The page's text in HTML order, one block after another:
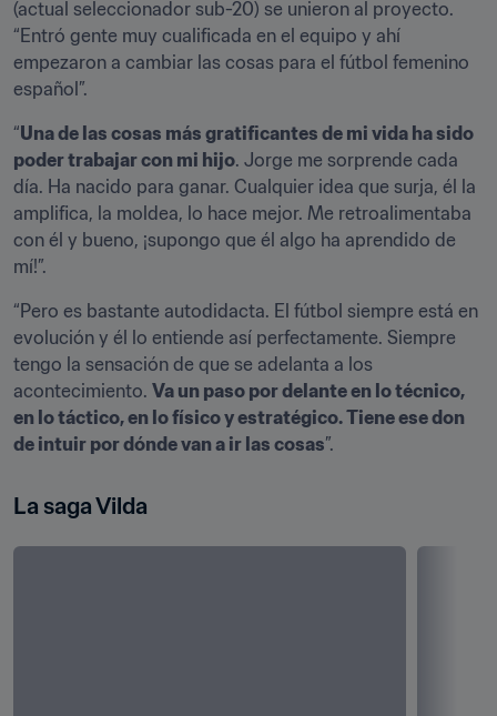
(actual seleccionador sub-20) se unieron al proyecto.
“Entró gente muy cualificada en el equipo y ahí
empezaron a cambiar las cosas para el fútbol femenino
español”.
“Una de las cosas más gratificantes de mi vida ha sido
poder trabajar con mi hijo. Jorge me sorprende cada
día. Ha nacido para ganar. Cualquier idea que surja, él la
amplifica, la moldea, lo hace mejor. Me retroalimentaba
con él y bueno, ¡supongo que él algo ha aprendido de
mí!”.
“Pero es bastante autodidacta. El fútbol siempre está en
evolución y él lo entiende así perfectamente. Siempre
tengo la sensación de que se adelanta a los
acontecimiento. Va un paso por delante en lo técnico,
en lo táctico, en lo físico y estratégico. Tiene ese don
de intuir por dónde van a ir las cosas”.
La saga Vilda